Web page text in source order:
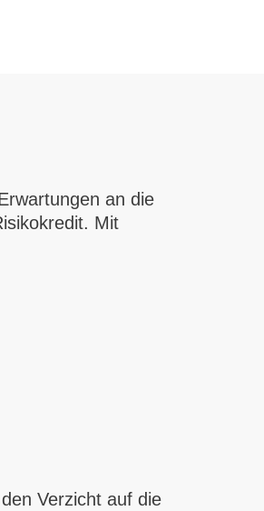
an die
Mit
Verzicht auf die